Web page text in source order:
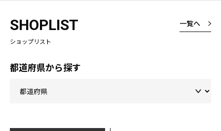
SHOPLIST
ショップリスト
一覧へ
都道府県から探す